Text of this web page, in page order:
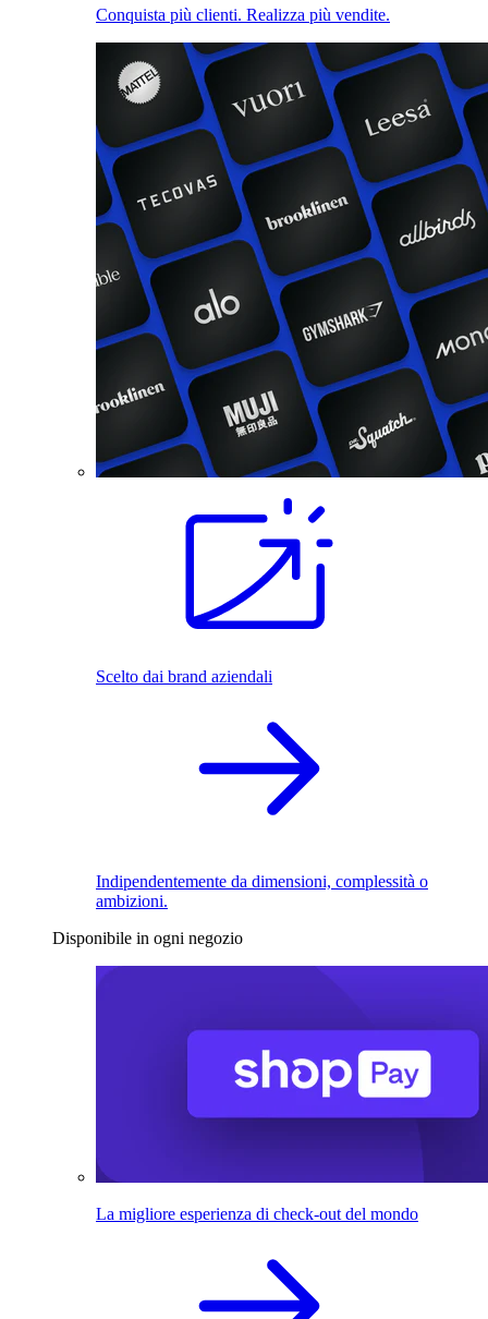
Conquista più clienti. Realizza più vendite.
Scelto dai brand aziendali
Indipendentemente da dimensioni, complessità o
ambizioni.
Disponibile in ogni negozio
La migliore esperienza di check-out del mondo